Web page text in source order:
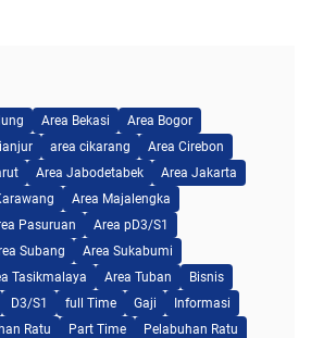
Area Bekasi
Area Bogor
area cikarang
Area Cirebon
Area Jabodetabek
Area Jakarta
Area Majalengka
Pasuruan
Area pD3/S1
Subang
Area Sukabumi
Tasikmalaya Area Tuban
Bisnis
D3/S1 full Time Gaji
Informasi
Ratu Part Time
Pelabuhan Ratu